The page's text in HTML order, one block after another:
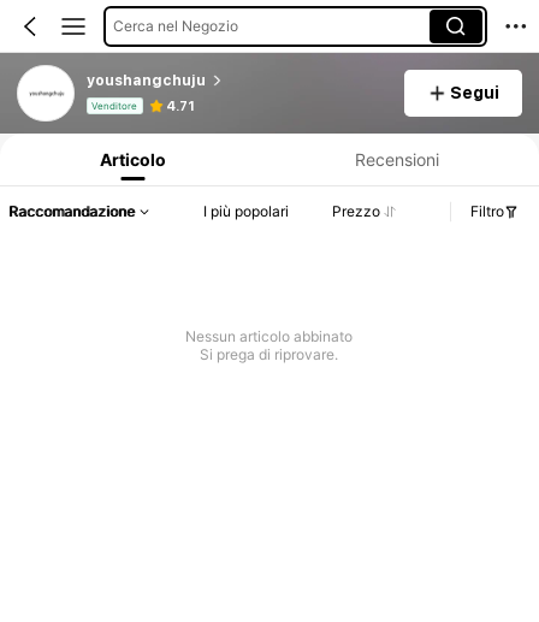
Cerca nel Negozio
youshangchuju
Venditore 4.71
Segui
Articolo Recensioni
Raccomandazione I più popolari Prezzo Filtro
Nessun articolo abbinato
Si prega di riprovare.